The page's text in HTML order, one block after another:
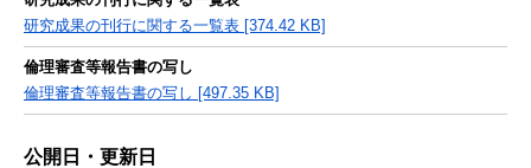
研究成果の刊行に関する一覧表 [374.42 KB]
倫理審査等報告書の写し
倫理審査等報告書の写し [497.35 KB]
公開日・更新日